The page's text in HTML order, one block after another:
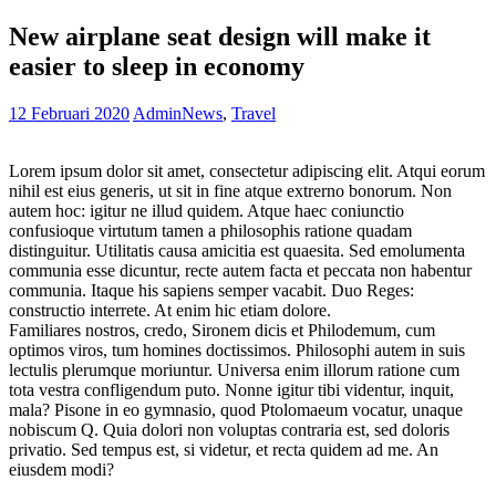
New airplane seat design will make it
easier to sleep in economy
12 Februari 2020 AdminNews, Travel
Lorem ipsum dolor sit amet, consectetur adipiscing elit. Atqui eorum
nihil est eius generis, ut sit in fine atque extrerno bonorum. Non
autem hoc: igitur ne illud quidem. Atque haec coniunctio
confusioque virtutum tamen a philosophis ratione quadam
distinguitur. Utilitatis causa amicitia est quaesita. Sed emolumenta
communia esse dicuntur, recte autem facta et peccata non habentur
communia. Itaque his sapiens semper vacabit. Duo Reges:
constructio interrete. At enim hic etiam dolore.
Familiares nostros, credo, Sironem dicis et Philodemum, cum
optimos viros, tum homines doctissimos. Philosophi autem in suis
lectulis plerumque moriuntur. Universa enim illorum ratione cum
tota vestra confligendum puto. Nonne igitur tibi videntur, inquit,
mala? Pisone in eo gymnasio, quod Ptolomaeum vocatur, unaque
nobiscum Q. Quia dolori non voluptas contraria est, sed doloris
privatio. Sed tempus est, si videtur, et recta quidem ad me. An
eiusdem modi?